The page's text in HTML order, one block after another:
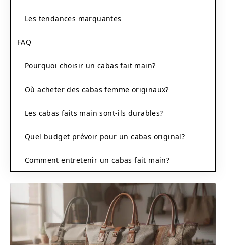
Les tendances marquantes
FAQ
Pourquoi choisir un cabas fait main?
Où acheter des cabas femme originaux?
Les cabas faits main sont-ils durables?
Quel budget prévoir pour un cabas original?
Comment entretenir un cabas fait main?